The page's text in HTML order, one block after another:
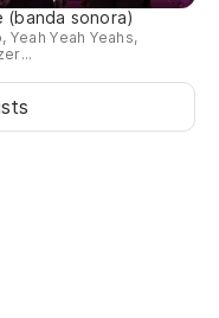
(banda sonora)
Yeah Yeah Yeahs,